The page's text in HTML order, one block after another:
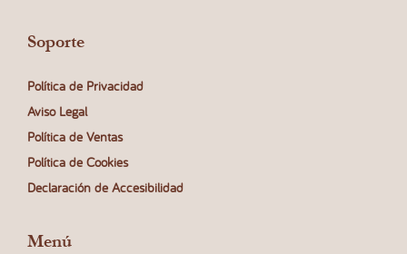
Soporte
Política de Privacidad
Aviso Legal
Política de Ventas
Política de Cookies
Declaración de Accesibilidad
Menú